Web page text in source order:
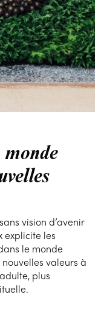
vision d’avenir
explicite les
le monde
valeurs à
plus